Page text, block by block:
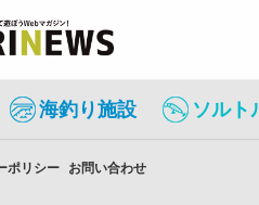
海釣り施設 ソルト
ポリシー お問い合わせ